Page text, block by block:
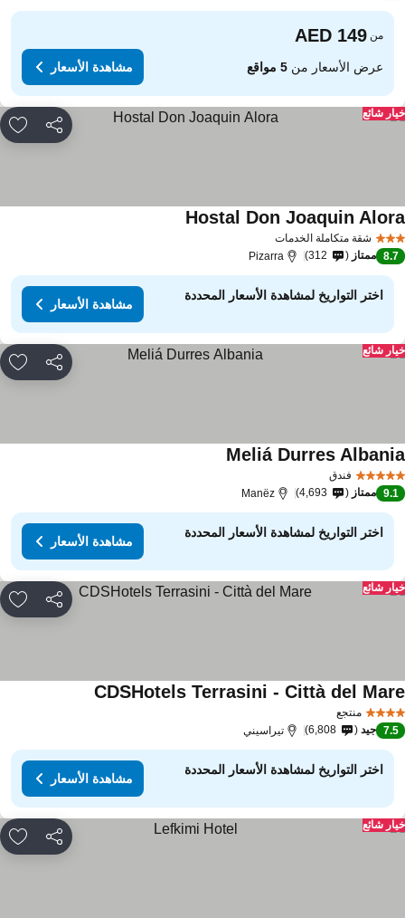
من
عرض الأسعار من5 مواقع مشاهدة الأسعار
مشاركة
شائع
شقة متكاملة الخدمات
Hostal Don Joaquin
8.7 ممتاز 312
Pizarra
اختر التواريخ لمشاهدة الأسعار المحددة
مشاهدة الأسعار
مشاركة
شائع
فندق
Meliá Durres
9.1 ممتاز 4,693
Manëz
اختر التواريخ لمشاهدة الأسعار المحددة
مشاهدة الأسعار
مشاركة
شائع
منتجع
CDSHotels Terrasini - Città del
7.5 جيد 6,808 تيراسيني
اختر التواريخ لمشاهدة الأسعار المحددة
مشاهدة الأسعار
مشاركة
شائع